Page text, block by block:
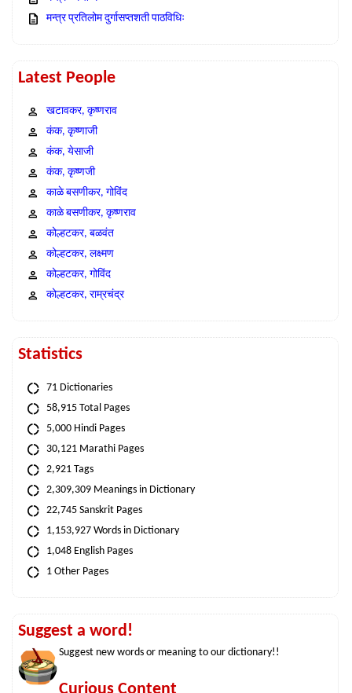
मन्त्र प्रतिलोम दुर्गासप्तशती पाठविधिः
Latest People
खटावकर, कृष्णराव
कंक, कृष्णाजी
कंक, येसाजी
कंक, कृष्णजी
काळे बसणीकर, गोविंद
काळे बसणीकर, कृष्णराव
कोल्हटकर, बळवंत
कोल्हटकर, लक्ष्मण
कोल्हटकर, गोविंद
कोल्हटकर, राम्रचंद्र
Statistics
71 Dictionaries
58,915 Total Pages
5,000 Hindi Pages
30,121 Marathi Pages
2,921 Tags
2,309,309 Meanings in Dictionary
22,745 Sanskrit Pages
1,153,927 Words in Dictionary
1,048 English Pages
1 Other Pages
Suggest a word!
Suggest new words or meaning to our dictionary!!